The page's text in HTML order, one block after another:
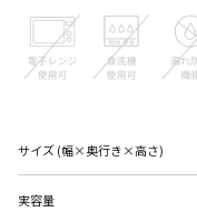
サイズ (幅×奥行き×高さ)
実容量